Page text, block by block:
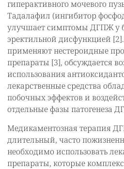
гиперактивного мочевого
Тадалафил (ингибитор
улучшает симптомы ДГПЖ у
эректильной дисфункцией
применяют нестероидные
препараты [3], обсуждается
использования
лекарственные средства
побочных эффектов и
отдельные фазы патогенеза
Медикаментозная терапия
длительный, часто
необходимо использовать
препараты, которые